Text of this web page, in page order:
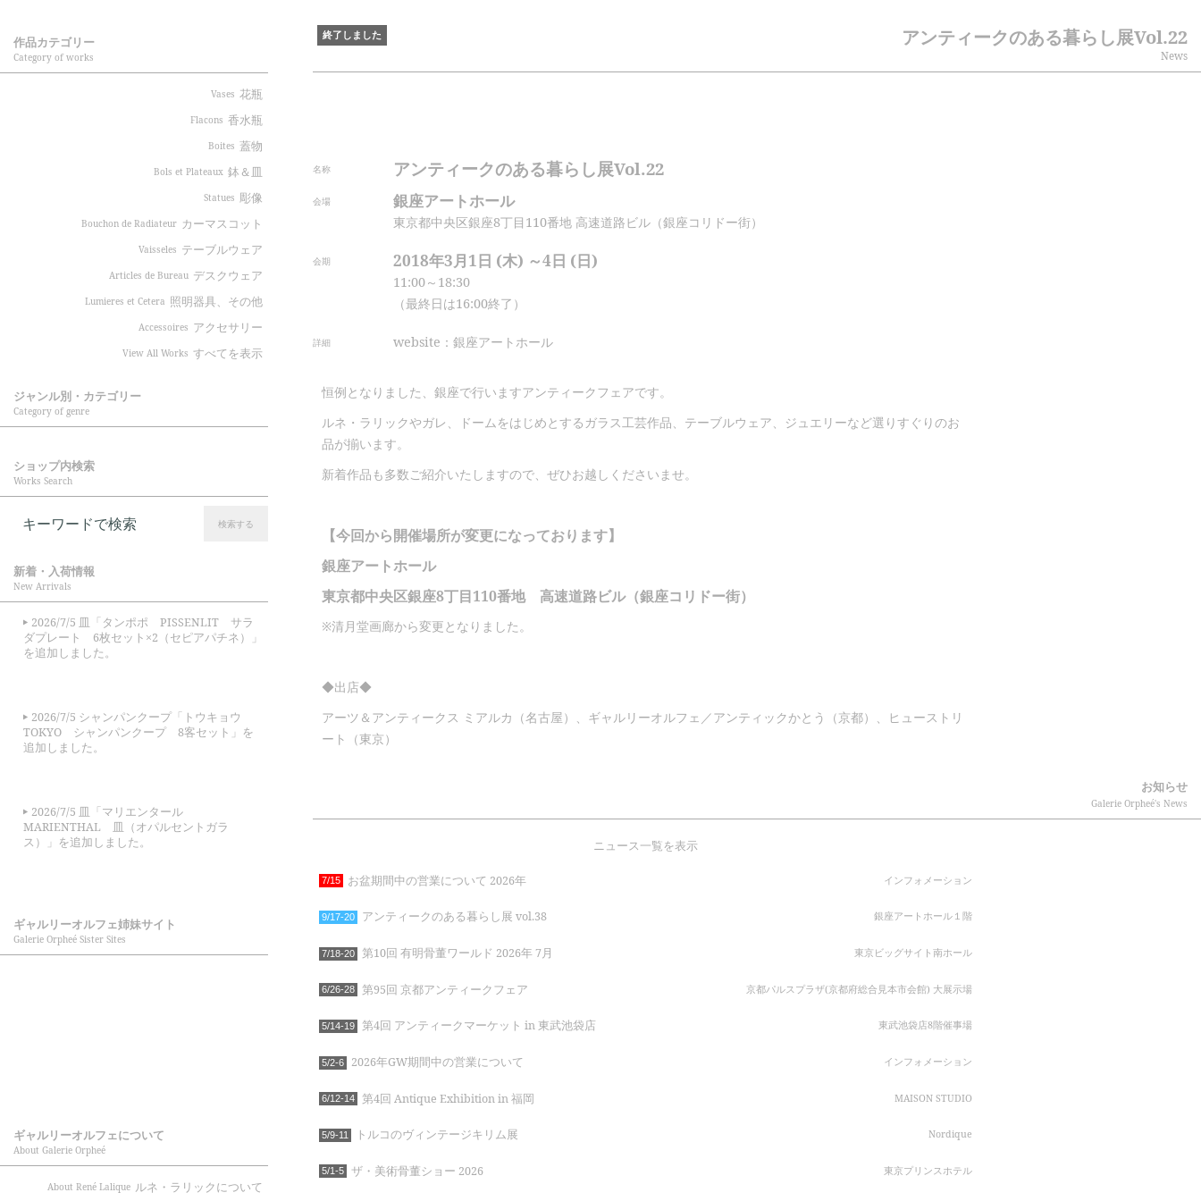
作品カテゴリー
Category of works
花瓶
Vases
香水瓶
Flacons
蓋物
Boites
鉢＆皿
Bols et Plateaux
彫像
Statues
カーマスコット
Bouchon de Radiateur
テーブルウェア
Vaisseles
デスクウェア
Articles de Bureau
照明器具、その他
Lumieres et Cetera
アクセサリー
Accessoires
すべてを表示
View All Works
ジャンル別・カテゴリー
Category of genre
ショップ内検索
Works Search
検索する
新着・入荷情報
New Arrivals
2026/7/5 皿「タンポポ PISSENLIT サラ
ダプレート 6枚セット×2（セピアパチネ）」
を追加しました。
2026/7/5 シャンパンクープ「トウキョウ
TOKYO シャンパンクープ 8客セット」を
追加しました。
2026/7/5 皿「マリエンタール
MARIENTHAL 皿（オパルセントガラ
ス）」を追加しました。
ギャルリーオルフェ姉妹サイト
Galerie Orpheé Sister Sites
ギャルリーオルフェについて
About Galerie Orpheé
ルネ・ラリックについて
About René Lalique
終了しました アンティークのある暮らし展vol.22
News
名称 アンティークのある暮らし展vol.22
会場 銀座アートホール
東京都中央区銀座8丁目110番地 高速道路ビル（銀座コリドー街）
会期 2018年3月1日 (木) ～4日 (日)
11:00～18:30
（最終日は16:00終了）
詳細 website：銀座アートホール
恒例となりました、銀座で行いますアンティークフェアです。
ルネ・ラリックやガレ、ドームをはじめとするガラス工芸作品、テーブルウェア、ジュエリーなど選りすぐりのお
品が揃います。
新着作品も多数ご紹介いたしますので、ぜひお越しくださいませ。
【今回から開催場所が変更になっております】
銀座アートホール
東京都中央区銀座8丁目110番地 高速道路ビル（銀座コリドー街）
※清月堂画廊から変更となりました。
◆出店◆
アーツ＆アンティークス ミアルカ（名古屋）、ギャルリーオルフェ／アンティックかとう（京都）、ヒューストリ
ート（東京）
お知らせ
Galerie Orpheé's News
ニュース一覧を表示
7/15 お盆期間中の営業について 2026年 インフォメーション
9/17-20 アンティークのある暮らし展 vol.38 銀座アートホール１階
7/18-20 第10回 有明骨董ワールド 2026年 7月 東京ビッグサイト南ホール
6/26-28 第95回 京都アンティークフェア 京都パルスプラザ(京都府総合見本市会館) 大展示場
5/14-19 第4回 アンティークマーケット in 東武池袋店 東武池袋店8階催事場
5/2-6 2026年GW期間中の営業について インフォメーション
6/12-14 第4回 Antique Exhibition in 福岡 MAISON STUDIO
5/9-11 トルコのヴィンテージキリム展 Nordique
5/1-5 ザ・美術骨董ショー 2026 東京プリンスホテル